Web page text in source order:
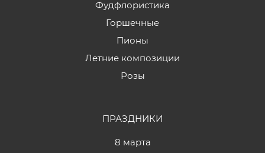
Фудфлористика
Горшечные
Пионы
Летние композиции
Розы
ПРАЗДНИКИ
8 марта